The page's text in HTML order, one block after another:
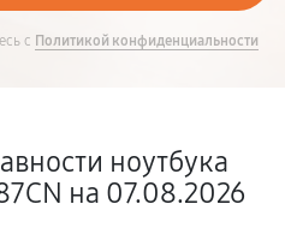
с Политикой конфиденциальности
ноутбука
на 07.08.2026